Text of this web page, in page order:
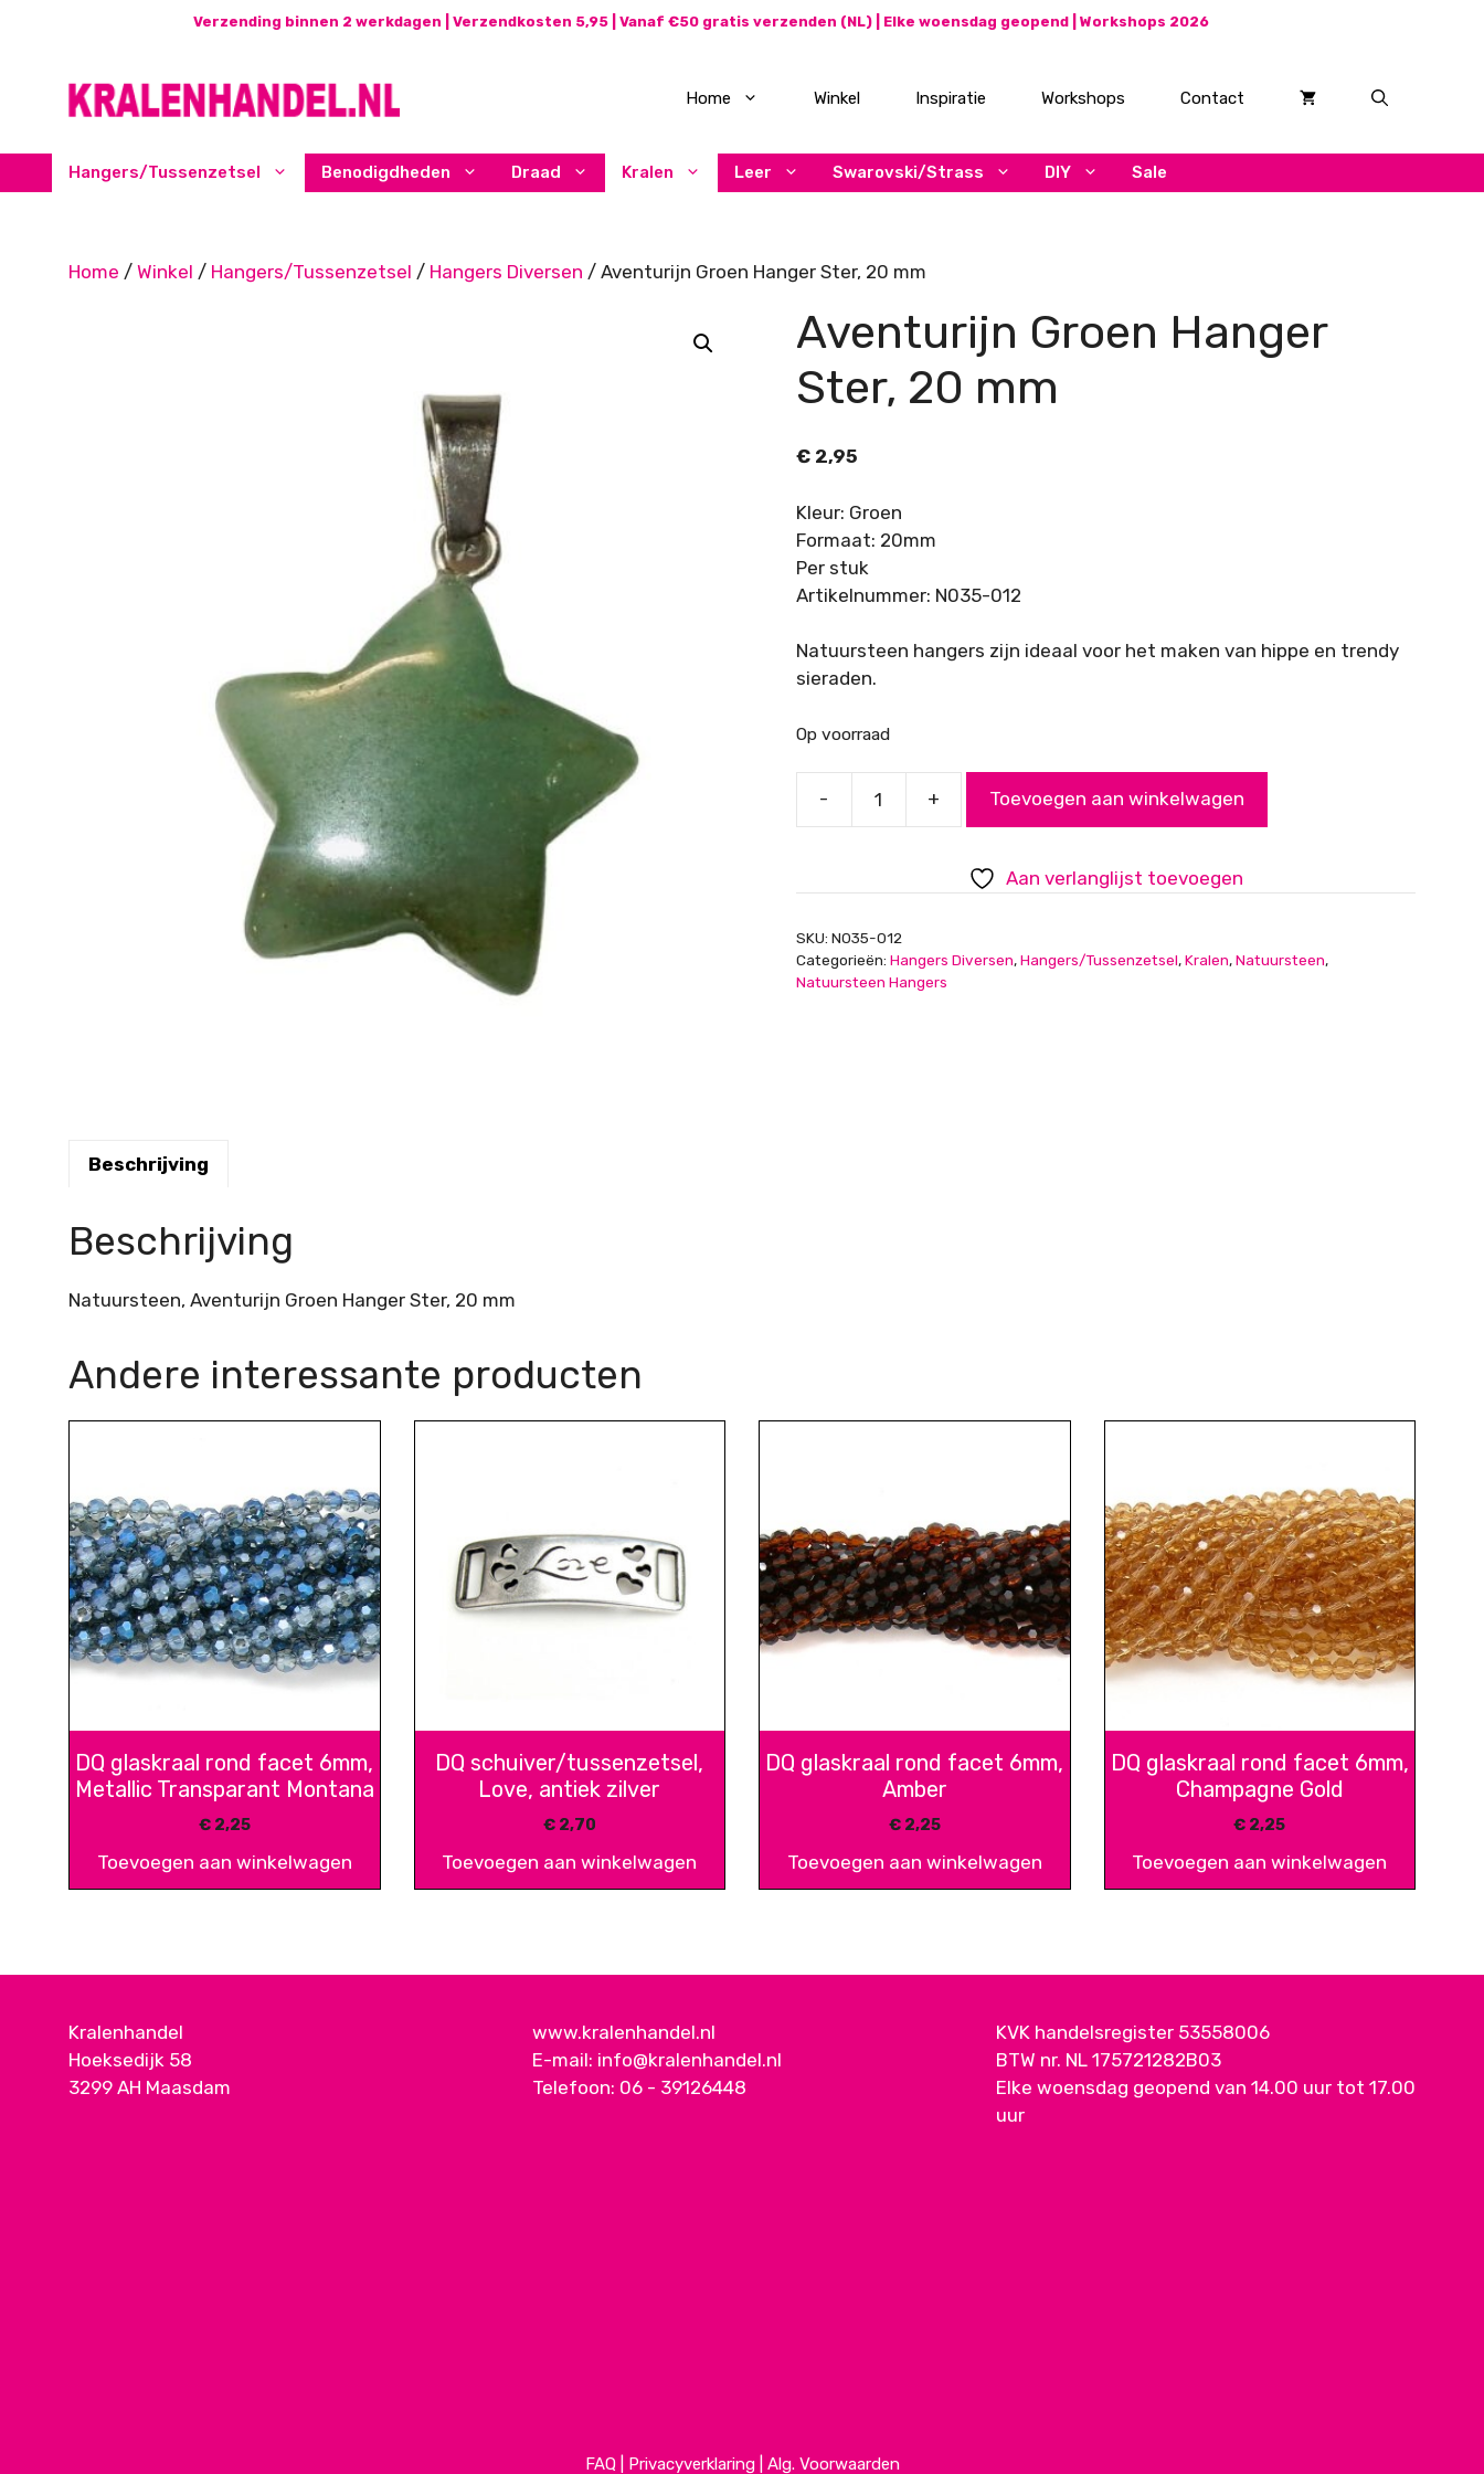
Verzending binnen 2 werkdagen | Verzendkosten 5,95 | Vanaf €50 gratis verzenden (NL) | Elke woensdag geopend | Workshops 2026
Home Winkel Inspiratie Workshops Contact
Hangers/Tussenzetsel Benodigdheden Draad Kralen Leer Swarovski/Strass DIY Sale
Home / Winkel / Hangers/Tussenzetsel / Hangers Diversen / Aventurijn Groen Hanger Ster, 20 mm
Aventurijn Groen Hanger
Ster, 20 mm
€2,95
Kleur: Groen
Formaat: 20mm
Per stuk
Artikelnummer: N035-012
Natuursteen hangers zijn ideaal voor het maken van hippe en trendy
sieraden.
Op voorraad
-
Aventurijn
Ster,
mm
aantal
+ Toevoegen aan winkelwagen
Aan verlanglijst toevoegen
SKU: N035-012
Categorieën: Hangers Diversen,Hangers/Tussenzetsel,Kralen,Natuursteen,
Natuursteen Hangers
Beschrijving
Beschrijving
Natuursteen, Aventurijn Groen Hanger Ster, 20 mm
Andere interessante producten
DQ glaskraal rond facet 6mm,
Metallic Transparant Montana
€2,25
Toevoegen aan winkelwagen
DQ schuiver/tussenzetsel,
Love, antiek zilver
€2,70
Toevoegen aan winkelwagen
DQ glaskraal rond facet 6mm,
Amber
€2,25
Toevoegen aan winkelwagen
DQ glaskraal rond facet 6mm,
Champagne Gold
€ 2,25
Toevoegen aan winkelwagen
Kralenhandel
Hoeksedijk 58
3299 AH Maasdam
www.kralenhandel.nl
E-mail: info@kralenhandel.nl
Telefoon: 06 - 39126448
KVK handelsregister 53558006
BTW nr. NL 175721282B03
Elke woensdag geopend van 14.00 uur tot 17.00
uur
FAQ| Privacyverklaring| Alg. Voorwaarden